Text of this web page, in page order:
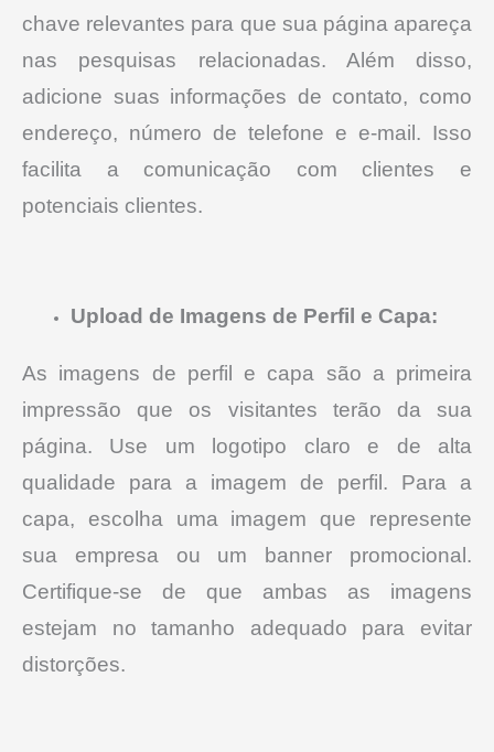
chave relevantes para que sua página apareça
nas pesquisas relacionadas. Além disso,
adicione suas informações de contato, como
endereço, número de telefone e e-mail. Isso
facilita a comunicação com clientes e
potenciais clientes.
Upload de Imagens de Perfil e Capa:
As imagens de perfil e capa são a primeira
impressão que os visitantes terão da sua
página. Use um logotipo claro e de alta
qualidade para a imagem de perfil. Para a
capa, escolha uma imagem que represente
sua empresa ou um banner promocional.
Certifique-se de que ambas as imagens
estejam no tamanho adequado para evitar
distorções.